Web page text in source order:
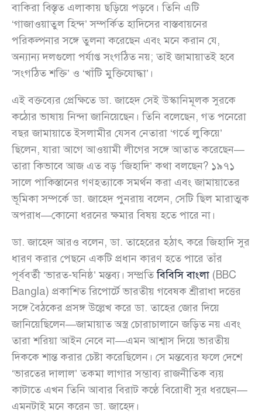
বাকিরা বিস্তৃত এলাকায় ছড়িয়ে পড়বে। তিনি এটি
‘গাজাওয়াতুল হিন্দ’ সম্পর্কিত হাদিসের বাস্তবায়নের
পরিকল্পনার সঙ্গে তুলনা করেছেন এবং মনে করান যে,
অন্যান্য দলগুলো পর্যাপ্ত সংগঠিত নয়; তাই জামায়াতই হবে
‘সংগঠিত শক্তি’ ও ‘খাঁটি মুক্তিযোদ্ধা’।
এই বক্তব্যের প্রেক্ষিতে ডা. জাহেদ সেই উস্কানিমূলক সুরকে
কঠোর ভাষায় নিন্দা জানিয়েছেন। তিনি বলেছেন, গত পনেরো
বছর জামায়াতে ইসলামীর যেসব নেতারা ‘গর্তে লুকিয়ে’
ছিলেন, যারা আগে আওয়ামী লীগের সঙ্গে আতাত করেছেন—
তারা কিভাবে আজ এত বড় ‘জিহাদি’ কথা বলছেন? ১৯৭১
সালে পাকিস্তানের গণহত্যাকে সমর্থন করা এবং জামায়াতের
ভূমিকা সম্পর্কে ডা. জাহেদ পুনরায় বলেন, সেটি ছিল মারাত্মক
অপরাধ—কোনো ধরনের ক্ষমার বিষয় হতে পারে না।
ডা. জাহেদ আরও বলেন, ডা. তাহেরের হঠাৎ করে জিহাদি সুর
ধারণ করার পেছনে একটি প্রধান কারণ হতে পারে তাঁর
পূর্ববর্তী ‘ভারত-ঘনিষ্ঠ’ মন্তব্য। সম্প্রতিবিবিসি বাংলা (BBC
Bangla) প্রকাশিত রিপোর্টে ভারতীয় গবেষক শ্রীরাধা দত্তের
সঙ্গে বৈঠকের প্রসঙ্গ উল্লেখ করে ডা. তাহের জোর দিয়ে
জানিয়েছিলেন—জামায়াত অস্ত্র চোরাচালানে জড়িত নয় এবং
তারা শরিয়া আইন নেবে না—এমন আশ্বাস দিয়ে ভারতীয়
দিককে শান্ত করার চেষ্টা করেছিলেন। সে মন্তব্যের ফলে দেশে
‘ভারতের দালাল’ তকমা লাগার সম্ভাব্য রাজনীতিক ব্যয়
কাটাতে এখন তিনি আবার বিরাট কণ্ঠে বিরোধী সুর ধরছেন—
এমনটাই মনে করেন ডা. জাহেদ।